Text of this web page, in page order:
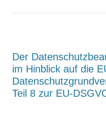
Der
im Hinblick auf die
Teil 8 zur EU-